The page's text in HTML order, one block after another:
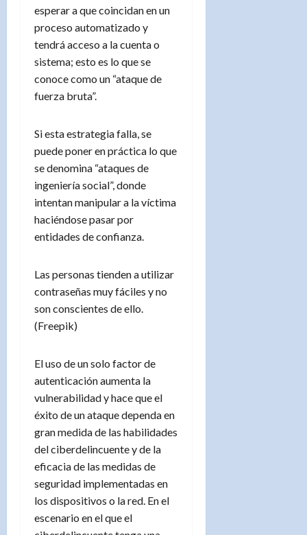
esperar a que coincidan en un
proceso automatizado y
tendrá acceso a la cuenta o
sistema; esto es lo que se
conoce como un “ataque de
fuerza bruta”.
Si esta estrategia falla, se
puede poner en práctica lo que
se denomina “ataques de
ingeniería social”, donde
intentan manipular a la víctima
haciéndose pasar por
entidades de confianza.
Las personas tienden a utilizar
contraseñas muy fáciles y no
son conscientes de ello.
(Freepik)
El uso de un solo factor de
autenticación aumenta la
vulnerabilidad y hace que el
éxito de un ataque dependa en
gran medida de las habilidades
del ciberdelincuente y de la
eficacia de las medidas de
seguridad implementadas en
los dispositivos o la red. En el
escenario en el que el